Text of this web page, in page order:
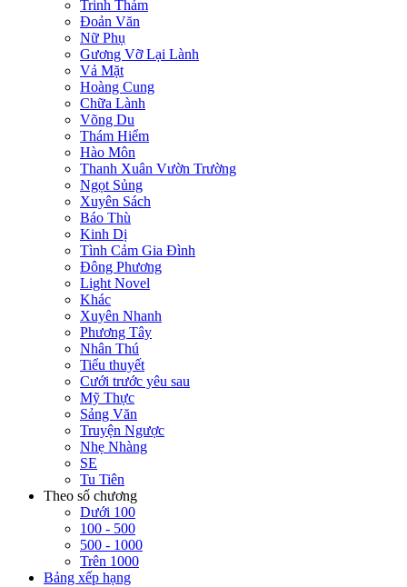
Trinh Thám
Đoản Văn
Nữ Phụ
Gương Vỡ Lại Lành
Vả Mặt
Hoàng Cung
Chữa Lành
Võng Du
Thám Hiểm
Hào Môn
Thanh Xuân Vườn Trường
Ngọt Sủng
Xuyên Sách
Báo Thù
Kinh Dị
Tình Cảm Gia Đình
Đông Phương
Light Novel
Khác
Xuyên Nhanh
Phương Tây
Nhân Thú
Tiểu thuyết
Cưới trước yêu sau
Mỹ Thực
Sảng Văn
Truyện Ngược
Nhẹ Nhàng
SE
Tu Tiên
Theo số chương
Dưới 100
100 - 500
500 - 1000
Trên 1000
Bảng xếp hạng